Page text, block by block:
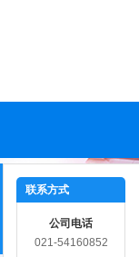
联系方式
公司电话
021-54160852